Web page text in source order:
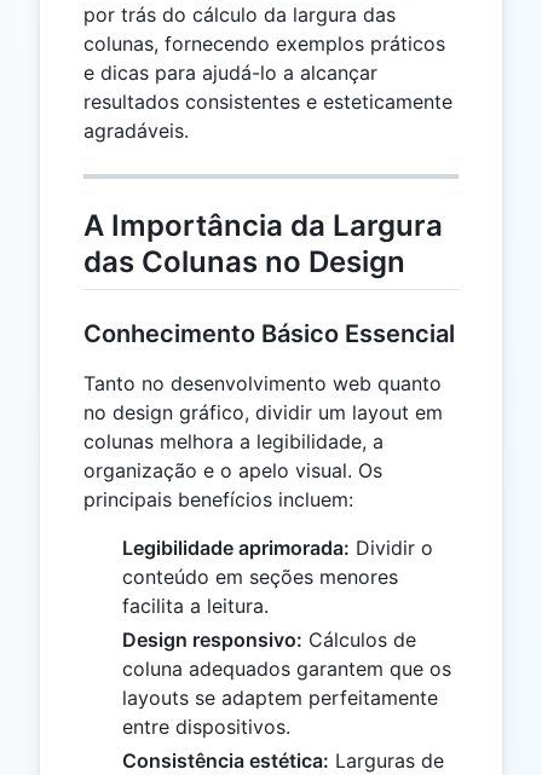
por trás do cálculo da largura das
colunas, fornecendo exemplos práticos
e dicas para ajudá-lo a alcançar
resultados consistentes e esteticamente
agradáveis.
A Importância da Largura
das Colunas no Design
Conhecimento Básico Essencial
Tanto no desenvolvimento web quanto
no design gráfico, dividir um layout em
colunas melhora a legibilidade, a
organização e o apelo visual. Os
principais benefícios incluem:
Legibilidade aprimorada: Dividir o
conteúdo em seções menores
facilita a leitura.
Design responsivo: Cálculos de
coluna adequados garantem que os
layouts se adaptem perfeitamente
entre dispositivos.
Consistência estética: Larguras de